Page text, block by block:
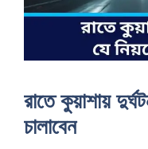
রাতে কুয়াশায়
চালাবেন